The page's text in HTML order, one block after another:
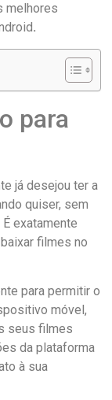
melhores
.
para
já desejou ter a
quiser, sem
exatamente
filmes no
para permitir o
móvel,
seus filmes
da plataforma
à sua